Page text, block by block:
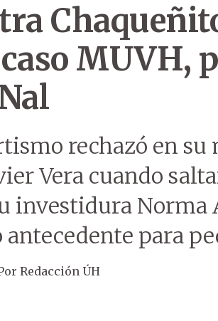
MUVH,
rechazó en
Vera cuando
investidura Norma
para
Redacción ÚH